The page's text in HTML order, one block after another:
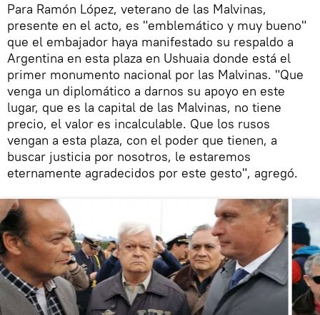
Para Ramón López, veterano de las Malvinas,
presente en el acto, es "emblemático y muy bueno"
que el embajador haya manifestado su respaldo a
Argentina en esta plaza en Ushuaia donde está el
primer monumento nacional por las Malvinas. "Que
venga un diplomático a darnos su apoyo en este
lugar, que es la capital de las Malvinas, no tiene
precio, el valor es incalculable. Que los rusos
vengan a esta plaza, con el poder que tienen, a
buscar justicia por nosotros, le estaremos
eternamente agradecidos por este gesto", agregó.